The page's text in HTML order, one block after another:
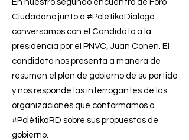
En nuestro segundo encuentro de Foro
Ciudadano junto a #PolétikaDialoga
conversamos con el Candidato a la
presidencia por el PNVC, Juan Cohen. El
candidato nos presenta a manera de
resumen el plan de gobierno de su partido
y nos responde las interrogantes de las
organizaciones que conformamos a
#PolétikaRD sobre sus propuestas de
gobierno.